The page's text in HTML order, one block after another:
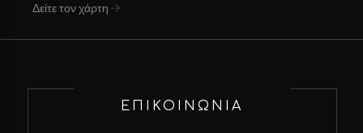
Δείτε τον χάρτη
ΕΠΙΚΟΙΝΩΝΙΑ